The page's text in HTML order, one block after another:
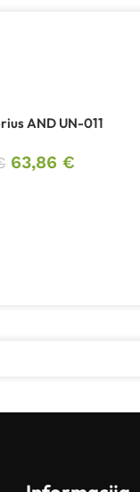
AND UN-011
63,86€